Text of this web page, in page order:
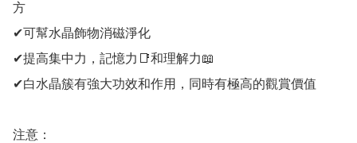
方
✔可幫水晶飾物消磁淨化
✔提高集中力，記憶力📑和理解力📖
✔白水晶簇有強大功效和作用，同時有極高的觀賞價值
注意：